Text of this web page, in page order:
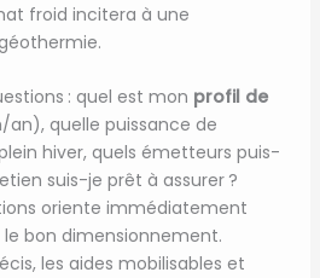
froid incitera à une
: quel est mon profil de
quelle puissance de
hiver, quels émetteurs puis-
suis-je prêt à assurer ?
oriente immédiatement
bon dimensionnement.
les aides mobilisables et